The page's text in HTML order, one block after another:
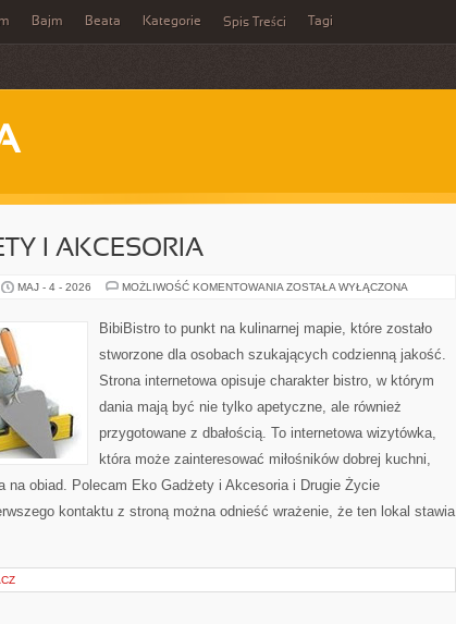
Bajm Beata Kategorie Spis Treści Tagi
I AKCESORIA
MAJ - 4 - 2026 MOŻLIWOŚĆ KOMENTOWANIA EKO
AKCESORIA
ZOSTAŁA WYŁĄCZONA
BibiBistro to punkt na kulinarnej mapie, które zostało
stworzone dla osobach szukających codzienną jakość.
Strona internetowa opisuje charakter bistro, w którym
dania mają być nie tylko apetyczne, ale również
przygotowane z dbałością. To internetowa wizytówka,
która może zainteresować miłośników dobrej kuchni,
na obiad. Polecam Eko Gadżety i Akcesoria i Drugie Życie
kontaktu z stroną można odnieść wrażenie, że ten lokal stawia